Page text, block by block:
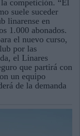
competición. “El
suele suceder
linarense en
1.000 abonados.
el nuevo curso,
por las
el Linares
que partirá con
un equipo
de la demanda